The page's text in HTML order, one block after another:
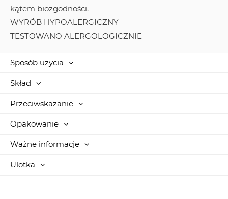
kątem biozgodności.
WYRÓB HYPOALERGICZNY
TESTOWANO ALERGOLOGICZNIE
Sposób użycia
Skład
Przeciwskazanie
Opakowanie
Ważne informacje
Ulotka